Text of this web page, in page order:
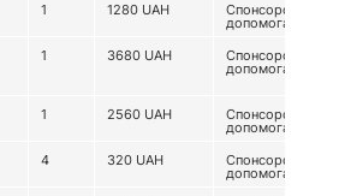
1 1280 UAH Спонсорська
допомога
1 3680 UAH Спонсорська
допомога
1 2560 UAH Спонсорська
допомога
4 320 UAH Спонсорська
допомога